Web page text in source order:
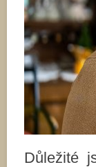
Důležité